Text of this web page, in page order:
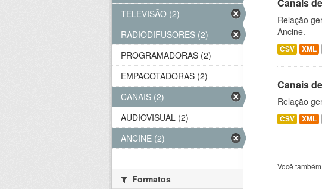
Relação
Ancine.
CSV XML
Canais
Relação
CSV XML
Você
TELEVISÃO (2)
RADIODIFUSORES (2)
PROGRAMADORAS (2)
EMPACOTADORAS (2)
CANAIS (2)
AUDIOVISUAL (2)
ANCINE (2)
Formatos